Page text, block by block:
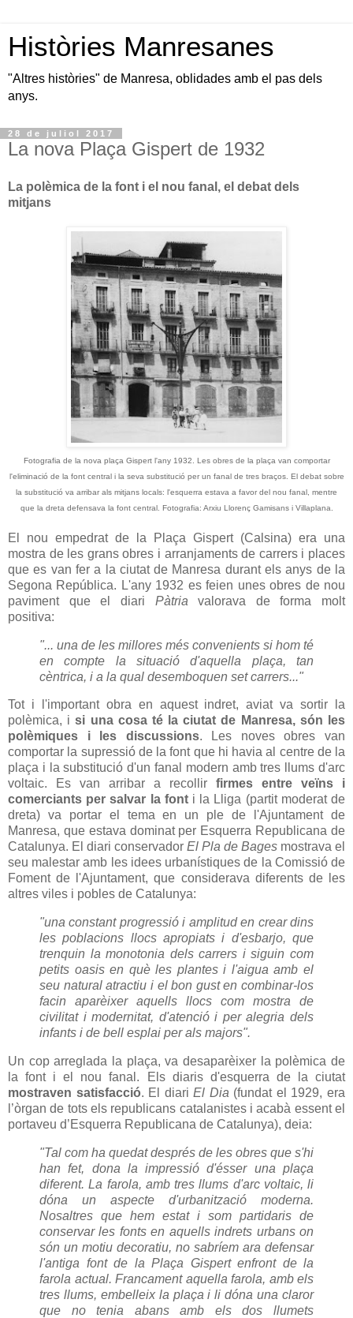
Històries Manresanes
"Altres històries" de Manresa, oblidades amb el pas dels
anys.
28 de juliol 2017
La nova Plaça Gispert de 1932
La polèmica de la font i el nou fanal, el debat dels
mitjans
Fotografia de la nova plaça Gispert l'any 1932. Les obres de la plaça van comportar
l'eliminació de la font central i la seva substitució per un fanal de tres braços. El debat sobre
la substitució va arribar als mitjans locals: l'esquerra estava a favor del nou fanal, mentre
que la dreta defensava la font central. Fotografia: Arxiu Llorenç Gamisans i Villaplana.
El nou empedrat de la Plaça Gispert (Calsina) era una
mostra de les grans obres i arranjaments de carrers i places
que es van fer a la ciutat de Manresa durant els anys de la
Segona República. L'any 1932 es feien unes obres de nou
paviment que el diari Pàtria valorava de forma molt
positiva:
"... una de les millores més convenients si hom té
en compte la situació d'aquella plaça, tan
cèntrica, i a la qual desemboquen set carrers..."
Tot i l'important obra en aquest indret, aviat va sortir la
polèmica, isi una cosa té la ciutat de Manresa, són les
polèmiques i les discussions. Les noves obres van
comportar la supressió de la font que hi havia al centre de la
plaça i la substitució d'un fanal modern amb tres llums d'arc
voltaic. Es van arribar a recollir firmes entre veïns i
comerciants per salvar la fonti la Lliga (partit moderat de
dreta) va portar el tema en un ple de l'Ajuntament de
Manresa, que estava dominat per Esquerra Republicana de
Catalunya. El diari conservador El Pla de Bages mostrava el
seu malestar amb les idees urbanístiques de la Comissió de
Foment de l'Ajuntament, que considerava diferents de les
altres viles i pobles de Catalunya:
"una constant progressió i amplitud en crear dins
les poblacions llocs apropiats i d'esbarjo, que
trenquin la monotonia dels carrers i siguin com
petits oasis en què les plantes i l'aigua amb el
seu natural atractiu i el bon gust en combinar-los
facin aparèixer aquells llocs com mostra de
civilitat i modernitat, d'atenció i per alegria dels
infants i de bell esplai per als majors".
Un cop arreglada la plaça, va desaparèixer la polèmica de
la font i el nou fanal. Els diaris d'esquerra de la ciutat
mostraven satisfacció. El diariEl Dia (fundat el 1929, era
l’òrgan de tots els republicans catalanistes i acabà essent el
portaveu d’Esquerra Republicana de Catalunya), deia:
"Tal com ha quedat després de les obres que s'hi
han fet, dona la impressió d'ésser una plaça
diferent. La farola, amb tres llums d'arc voltaic, li
dóna un aspecte d'urbanització moderna.
Nosaltres que hem estat i som partidaris de
conservar les fonts en aquells indrets urbans on
són un motiu decoratiu, no sabríem ara defensar
l'antiga font de la Plaça Gispert enfront de la
farola actual. Francament aquella farola, amb els
tres llums, embelleix la plaça i li dóna una claror
que no tenia abans amb els dos llumets